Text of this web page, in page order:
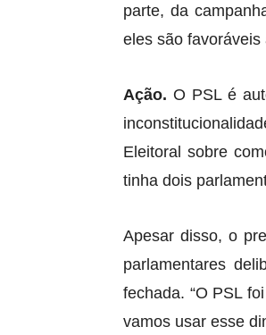
parte, da
eles são favoráveis
Ação. O PSL é
Eleitoral sobre
tinha dois
Apesar disso, o
parlamentares
fechada. “O PSL
vamos usar esse